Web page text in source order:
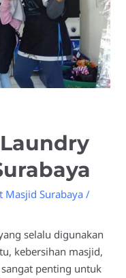
Masjid Surabaya /
selalu digunakan
kebersihan masjid,
penting untuk